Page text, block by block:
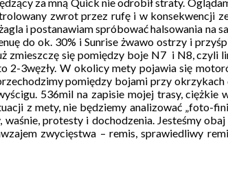
zwrot przez rufę i w konsekwencji
i postanawiam spróbować halsowania na
do ok. 30% i Sunrise żwawo ostrzy i
zmieszczę się pomiędzy boje N7 i N8, czyli
2-3węzły. W okolicy mety pojawia się
pomiędzy bojami przy
536mil na zapisie mojej trasy, ciężkie
z mety, nie będziemy analizować „foto-
protesty i dochodzenia. Jesteśmy
zwycięstwa – remis, sprawiedliwy